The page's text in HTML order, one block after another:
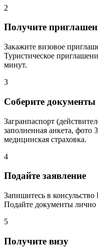
2
Получите
Закажите визовое
Туристическое
минут.
3
Соберите документы
Загранпаспорт
заполненная анкета, фото
медицинская страховка.
4
Подайте заявление
Запишитесь в
Подайте документы лично
5
Получите визу